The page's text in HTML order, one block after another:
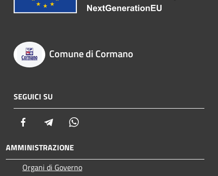
Comune di Cormano
SEGUICI SU
Facebook Telegram
AMMINISTRAZIONE
Organi di Governo